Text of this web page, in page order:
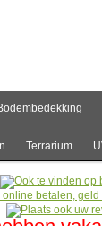
Terrarium